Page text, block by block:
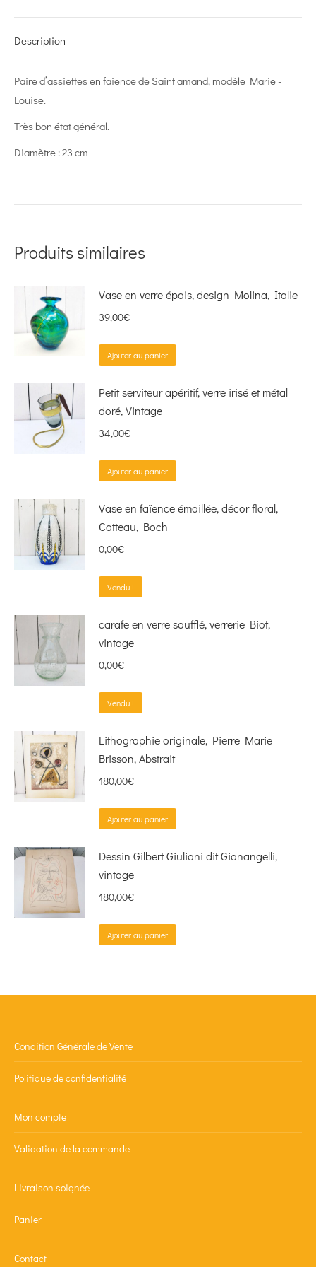
Description
Paire d’assiettes en faience de Saint amand, modèle Marie -
Louise.
Très bon état général.
Diamètre : 23 cm
Produits similaires
Vase en verre épais, design Molina, Italie
39,00€
Ajouter au panier
Petit serviteur apéritif, verre irisé et métal
doré, Vintage
34,00€
Ajouter au panier
Vase en faïence émaillée, décor floral,
Catteau, Boch
0,00€
Vendu !
carafe en verre soufflé, verrerie Biot,
vintage
0,00€
Vendu !
Lithographie originale, Pierre Marie
Brisson, Abstrait
180,00€
Ajouter au panier
Dessin Gilbert Giuliani dit Gianangelli,
vintage
180,00€
Ajouter au panier
Condition Générale de Vente
Politique de confidentialité
Mon compte
Validation de la commande
Livraison soignée
Panier
Contact